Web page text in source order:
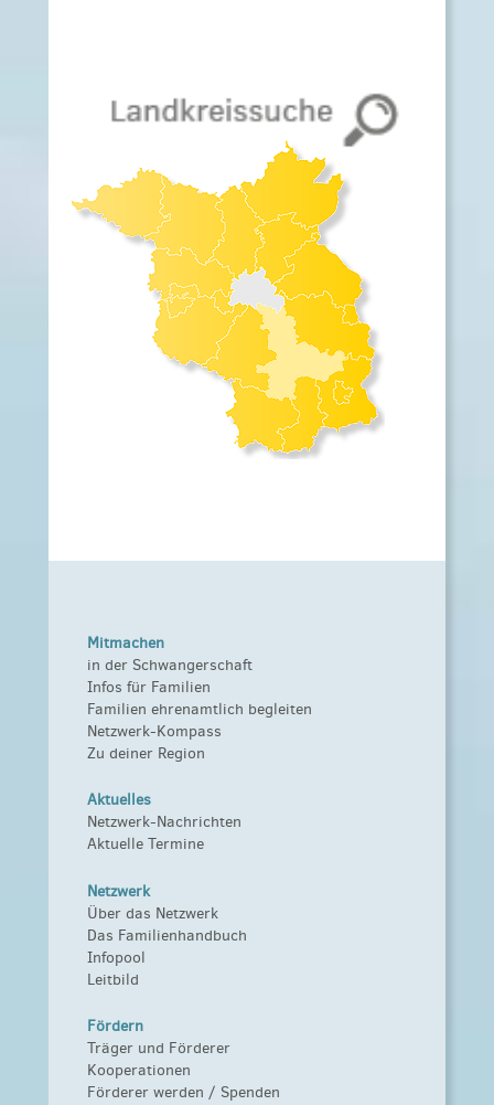
Mitmachen
in der Schwangerschaft
Infos für Familien
Familien ehrenamtlich begleiten
Netzwerk-Kompass
Zu deiner Region
Aktuelles
Netzwerk-Nachrichten
Aktuelle Termine
Netzwerk
Über das Netzwerk
Das Familienhandbuch
Infopool
Leitbild
Fördern
Träger und Förderer
Kooperationen
Förderer werden / Spenden